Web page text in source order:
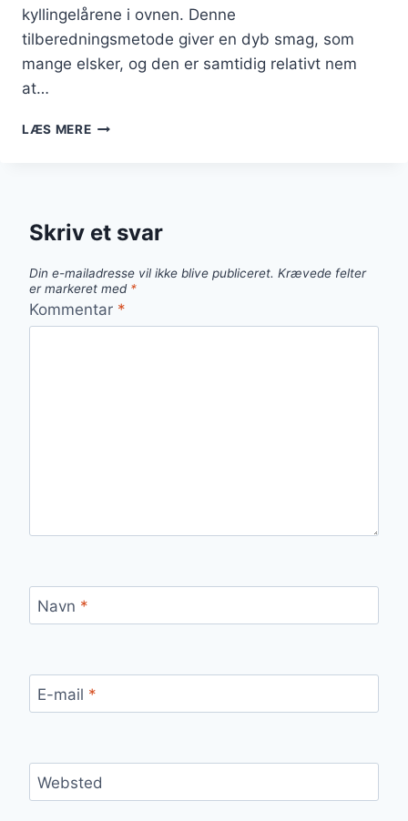
kyllingelårene i ovnen. Denne
tilberedningsmetode giver en dyb smag, som
mange elsker, og den er samtidig relativt nem
at…
LÆS MEREKYLLINGELÅR
BALSAMICO
Skriv et svar
Din e-mailadresse vil ikke blive publiceret. Krævede felter
er markeret med *
Kommentar *
Navn *
E-mail *
Websted